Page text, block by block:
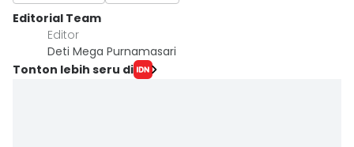
Editorial Team
Editor
Deti Mega Purnamasari
Tonton lebih seru di